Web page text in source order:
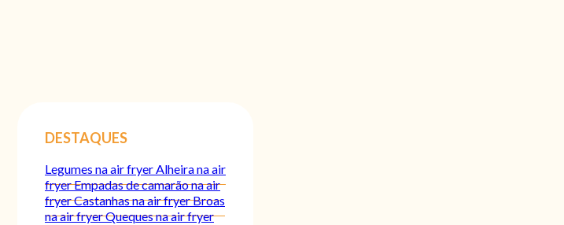
DESTAQUES
Legumes na air fryerAlheira na air
fryerEmpadas de camarão na air
fryerCastanhas na air fryerBroas
na air fryerQueques na air fryer